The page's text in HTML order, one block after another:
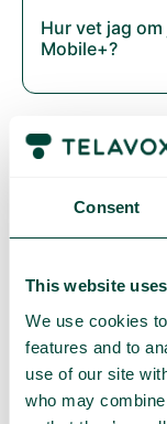
Consent
This website
We use cookies
features and to
use of our site
who may
Hur vet jag
Mobile+?
Daily cost
Med Daily Cost
dina dagliga
Den dagliga